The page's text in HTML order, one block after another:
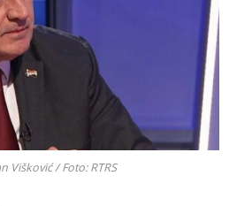
Višković / Foto: RTRS